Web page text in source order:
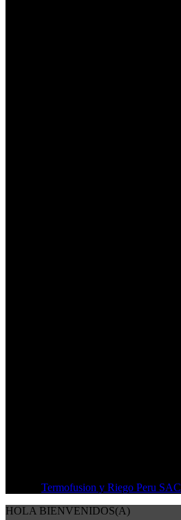
Termofusion y Riego Peru SAC
HOLA BIENVENIDOS(A)